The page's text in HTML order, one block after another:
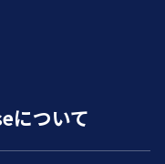
について